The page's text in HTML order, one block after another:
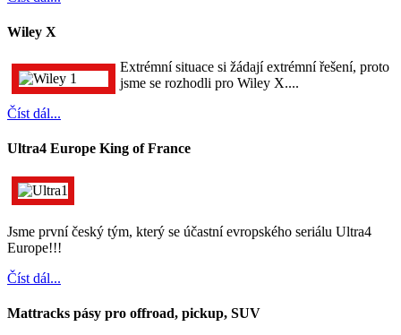
Wiley X
Extrémní situace si žádají extrémní řešení, proto
jsme se rozhodli pro Wiley X....
Číst dál...
Ultra4 Europe King of France
Jsme první český tým, který se účastní evropského seriálu Ultra4
Europe!!!
Číst dál...
Mattracks pásy pro offroad, pickup, SUV